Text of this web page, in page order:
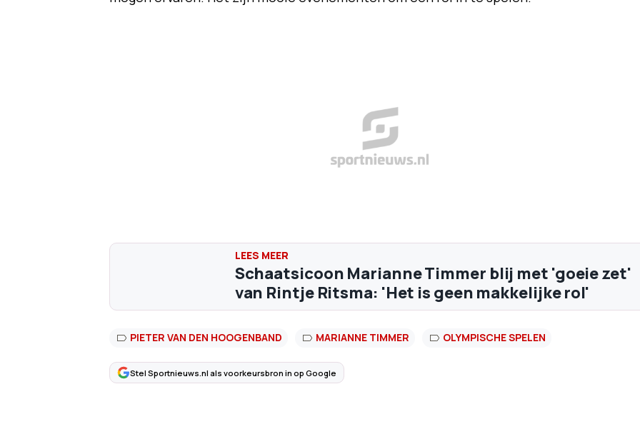
Schaatsicoon Marianne Timmer blij met 'goeie zet'
van Rintje Ritsma: 'Het is geen makkelijke rol'
PIETER VAN DEN HOOGENBAND MARIANNE TIMMER OLYMPISCHE SPELEN
Stel Sportnieuws.nl als voorkeursbron in op Google